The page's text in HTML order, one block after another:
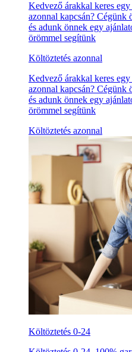
Kedvező árakkal keres
azonnal kapcsán?
és adunk önnek egy
örömmel segítünk
Költöztetés azonnal
Kedvező árakkal keres
azonnal kapcsán?
és adunk önnek egy
örömmel segítünk
Költöztetés azonnal
Költöztetés 0-24